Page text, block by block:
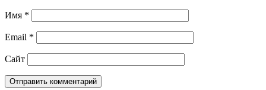
Имя *
Email *
Сайт